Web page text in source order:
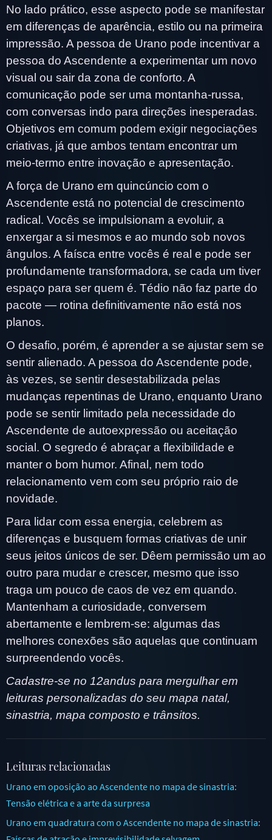
No lado prático, esse aspecto pode se manifestar
em diferenças de aparência, estilo ou na primeira
impressão. A pessoa de Urano pode incentivar a
pessoa do Ascendente a experimentar um novo
visual ou sair da zona de conforto. A
comunicação pode ser uma montanha-russa,
com conversas indo para direções inesperadas.
Objetivos em comum podem exigir negociações
criativas, já que ambos tentam encontrar um
meio-termo entre inovação e apresentação.
A força de Urano em quincúncio com o
Ascendente está no potencial de crescimento
radical. Vocês se impulsionam a evoluir, a
enxergar a si mesmos e ao mundo sob novos
ângulos. A faísca entre vocês é real e pode ser
profundamente transformadora, se cada um tiver
espaço para ser quem é. Tédio não faz parte do
pacote — rotina definitivamente não está nos
planos.
O desafio, porém, é aprender a se ajustar sem se
sentir alienado. A pessoa do Ascendente pode,
às vezes, se sentir desestabilizada pelas
mudanças repentinas de Urano, enquanto Urano
pode se sentir limitado pela necessidade do
Ascendente de autoexpressão ou aceitação
social. O segredo é abraçar a flexibilidade e
manter o bom humor. Afinal, nem todo
relacionamento vem com seu próprio raio de
novidade.
Para lidar com essa energia, celebrem as
diferenças e busquem formas criativas de unir
seus jeitos únicos de ser. Dêem permissão um ao
outro para mudar e crescer, mesmo que isso
traga um pouco de caos de vez em quando.
Mantenham a curiosidade, conversem
abertamente e lembrem-se: algumas das
melhores conexões são aquelas que continuam
surpreendendo vocês.
Cadastre-se no 12andus para mergulhar em
leituras personalizadas do seu mapa natal,
sinastria, mapa composto e trânsitos.
Leituras relacionadas
Urano em oposição ao Ascendente no mapa de sinastria:
Tensão elétrica e a arte da surpresa
Urano em quadratura com o Ascendente no mapa de sinastria: